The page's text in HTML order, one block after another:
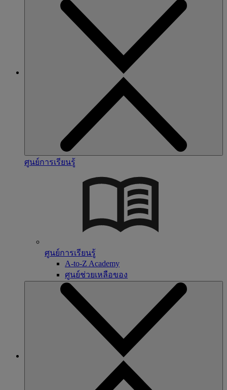
ศูนย์การเรียนรู้
ศูนย์การเรียนรู้
A-to-Z Academy
ศูนย์ช่วยเหลือของ